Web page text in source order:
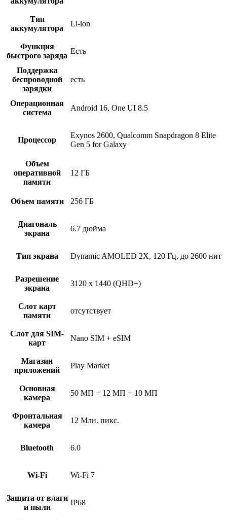
Тип
аккумулятора
Li-ion
Функция
быстрого заряда
Есть
Поддержка
беспроводной
зарядки
есть
Операционная
система
Android 16, One UI 8.5
Процессор
Exynos 2600, Qualcomm Snapdragon 8 Elite
Gen 5 for Galaxy
Объем
оперативной
памяти
12 ГБ
Объем памяти 256 ГБ
Диагональ
экрана
6.7 дюйма
Тип экрана Dynamic AMOLED 2X, 120 Гц, до 2600 нит
Разрешение
экрана
3120 x 1440 (QHD+)
Слот карт
памяти
отсутствует
Слот для SIM-
карт
Nano SIM + eSIM
Магазин
приложений
Play Market
Основная
камера
50 МП + 12 МП + 10 МП
Фронтальная
камера
12 Млн. пикс.
Bluetooth 6.0
Wi-Fi Wi-Fi 7
Защита от влаги
и пыли
IP68